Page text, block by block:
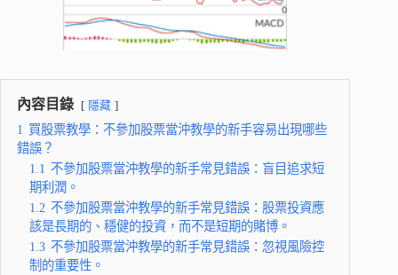
內容目錄 隱藏
1 買股票教學：不參加股票當沖教學的新手容易出現哪些
錯誤？
1.1 不參加股票當沖教學的新手常見錯誤：盲目追求短
期利潤。
1.2 不參加股票當沖教學的新手常見錯誤：股票投資應
該是長期的、穩健的投資，而不是短期的賭博。
1.3 不參加股票當沖教學的新手常見錯誤：忽視風險控
制的重要性。